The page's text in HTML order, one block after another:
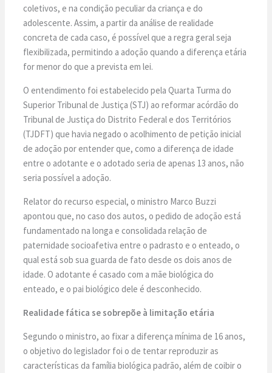
coletivos, e na condição peculiar da criança e do
adolescente. Assim, a partir da análise de realidade
concreta de cada caso, é possível que a regra geral seja
flexibilizada, permitindo a adoção quando a diferença etária
for menor do que a prevista em lei.
O entendimento foi estabelecido pela Quarta Turma do
Superior Tribunal de Justiça (STJ) ao reformar acórdão do
Tribunal de Justiça do Distrito Federal e dos Territórios
(TJDFT) que havia negado o acolhimento de petição inicial
de adoção por entender que, como a diferença de idade
entre o adotante e o adotado seria de apenas 13 anos, não
seria possível a adoção.
Relator do recurso especial, o ministro Marco Buzzi
apontou que, no caso dos autos, o pedido de adoção está
fundamentado na longa e consolidada relação de
paternidade socioafetiva entre o padrasto e o enteado, o
qual está sob sua guarda de fato desde os dois anos de
idade. O adotante é casado com a mãe biológica do
enteado, e o pai biológico dele é desconhecido.
Realidade fática se sobrepõe à limitação etária
Segundo o ministro, ao fixar a diferença mínima de 16 anos,
o objetivo do legislador foi o de tentar reproduzir as
características da família biológica padrão, além de coibir o